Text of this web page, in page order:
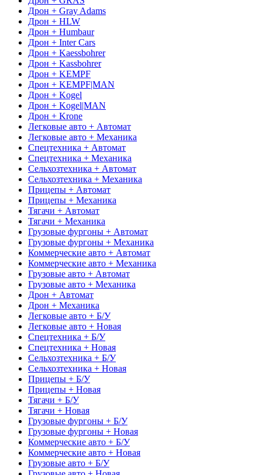
Дрон + Gray Adams
Дрон + HLW
Дрон + Humbaur
Дрон + Inter Cars
Дрон + Kaessbohrer
Дрон + Kassbohrer
Дрон + KEMPF
Дрон + KEMPF|MAN
Дрон + Kogel
Дрон + Kogel|MAN
Дрон + Krone
Легковые авто + Автомат
Легковые авто + Механика
Спецтехника + Автомат
Спецтехника + Механика
Сельхозтехника + Автомат
Сельхозтехника + Механика
Прицепы + Автомат
Прицепы + Механика
Тягачи + Автомат
Тягачи + Механика
Грузовые фургоны + Автомат
Грузовые фургоны + Механика
Коммерческие авто + Автомат
Коммерческие авто + Механика
Грузовые авто + Автомат
Грузовые авто + Механика
Дрон + Автомат
Дрон + Механика
Легковые авто + Б/У
Легковые авто + Новая
Спецтехника + Б/У
Спецтехника + Новая
Сельхозтехника + Б/У
Сельхозтехника + Новая
Прицепы + Б/У
Прицепы + Новая
Тягачи + Б/У
Тягачи + Новая
Грузовые фургоны + Б/У
Грузовые фургоны + Новая
Коммерческие авто + Б/У
Коммерческие авто + Новая
Грузовые авто + Б/У